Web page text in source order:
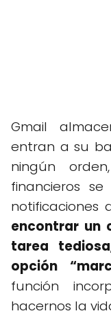
Gmail
entran a su
ningún
financieros
notificaciones
encontrar un
tarea tediosa
opción
función
hacernos la